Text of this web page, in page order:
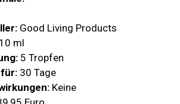
Good Living Products
10 ml
5 Tropfen
30 Tage
Keine